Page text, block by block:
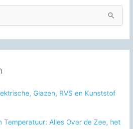
Glazen, RVS en Kunststof
Temperatuur: Alles Over de Zee, het